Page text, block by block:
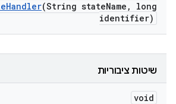
Handler(String stateName ,
long
identifier)
שיטות ציבוריות
void